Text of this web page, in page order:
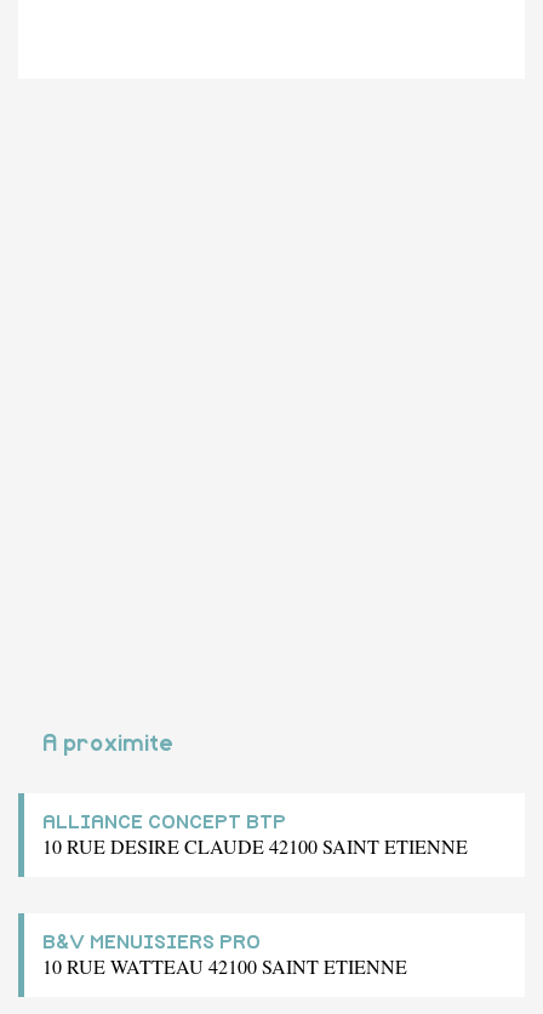
A proximite
ALLIANCE CONCEPT BTP
10 RUE DESIRE CLAUDE 42100 SAINT ETIENNE
B&V MENUISIERS PRO
10 RUE WATTEAU 42100 SAINT ETIENNE